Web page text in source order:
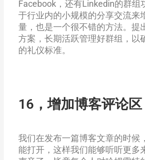
Facebook，还有Linkedin的群组
于行业内的小规模的分享交流来
量，也是一个很不错的方法。提
方案，长期活跃管理好群组，以
的礼仪标准。
16，增加博客评论区
我们在发布一篇博客文章的时候
能打开，这样我们能够听听更多